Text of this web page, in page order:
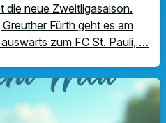
die neue Zweitligasaison.
Fürth geht es am
zum FC St. Pauli, …